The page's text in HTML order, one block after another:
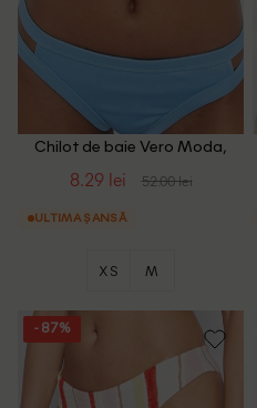
Chilot de baie Vero Moda,
8.29 lei 52.00 lei
ULTIMA ȘANSĂ
XS M
- 87%